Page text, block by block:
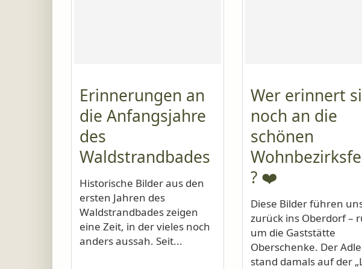
Erinnerungen an
die Anfangsjahre
des
Waldstrandbades
Historische Bilder aus den
ersten Jahren des
Waldstrandbades zeigen
eine Zeit, in der vieles noch
anders aussah. Seit...
Wer erinnert
noch an die
schönen
? ❤️
Diese Bilder führen
zurück ins Oberdorf –
um die Gaststätte
Oberschenke. Der
stand damals auf der